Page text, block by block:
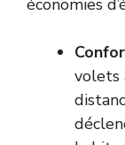
économies
volets